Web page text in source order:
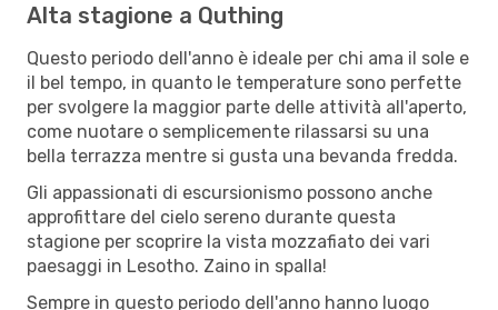
Alta stagione a Quthing
Questo periodo dell'anno è ideale per chi ama il sole e
il bel tempo, in quanto le temperature sono perfette
per svolgere la maggior parte delle attività all'aperto,
come nuotare o semplicemente rilassarsi su una
bella terrazza mentre si gusta una bevanda fredda.
Gli appassionati di escursionismo possono anche
approfittare del cielo sereno durante questa
stagione per scoprire la vista mozzafiato dei vari
paesaggi in Lesotho. Zaino in spalla!
Sempre in questo periodo dell'anno hanno luogo